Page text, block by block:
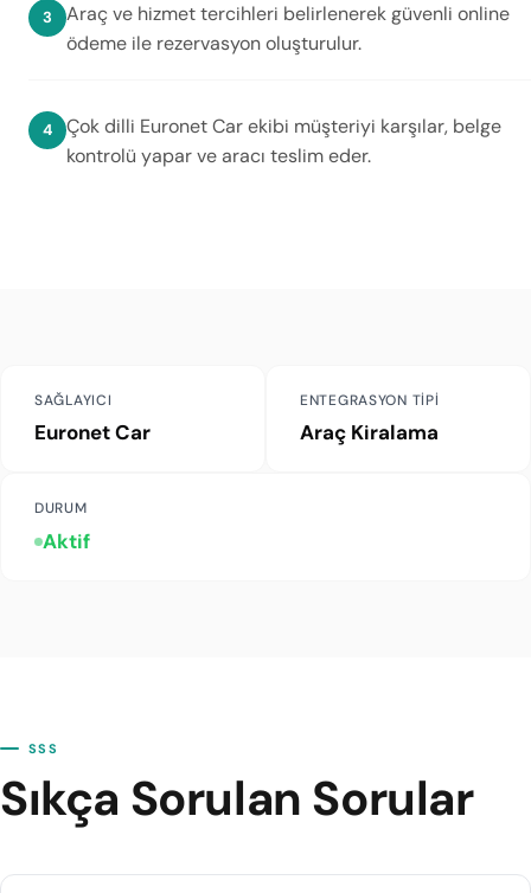
Araç ve hizmet tercihleri belirlenerek güvenli online
ödeme ile rezervasyon oluşturulur.
Çok dilli Euronet Car ekibi müşteriyi karşılar, belge
kontrolü yapar ve aracı teslim eder.
SAĞLAYICI
Euronet Car
ENTEGRASYON TIPI
Araç Kiralama
DURUM
Aktif
SSS
Sıkça Sorulan Sorular